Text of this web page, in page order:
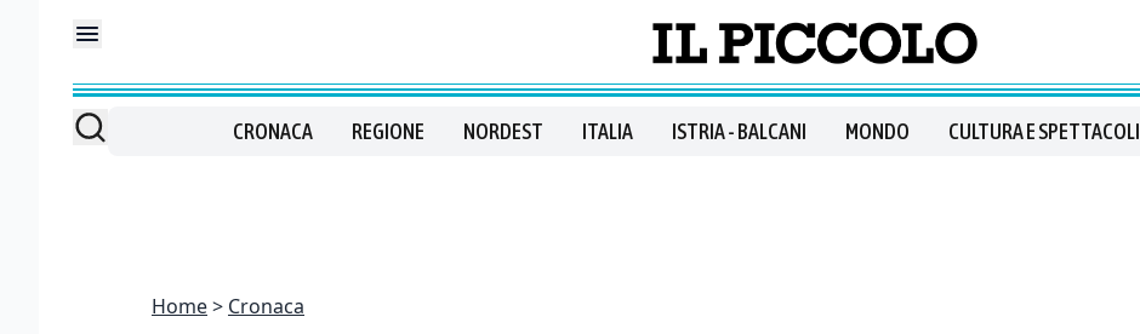
CRONACA REGIONE NORDEST ITALIA ISTRIA - BALCANI MONDO CULTURA E SPETTACOLI
Home Cronaca